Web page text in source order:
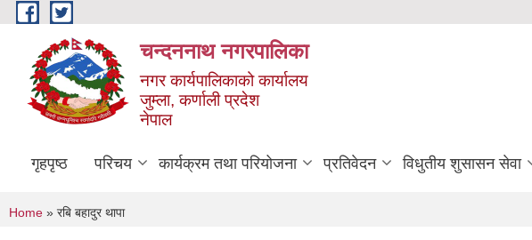
Skip to main content
चन्दननाथ नगरपालिका
नगर कार्यपालिकाको कार्यालय
जुम्ला, कर्णाली प्रदेश
नेपाल
गृहपृष्ठ परिचय कार्यक्रम तथा परियोजना प्रतिवेदन विधुतीय शुसासन सेवा
You are here
Home » रबि बहादुर थापा